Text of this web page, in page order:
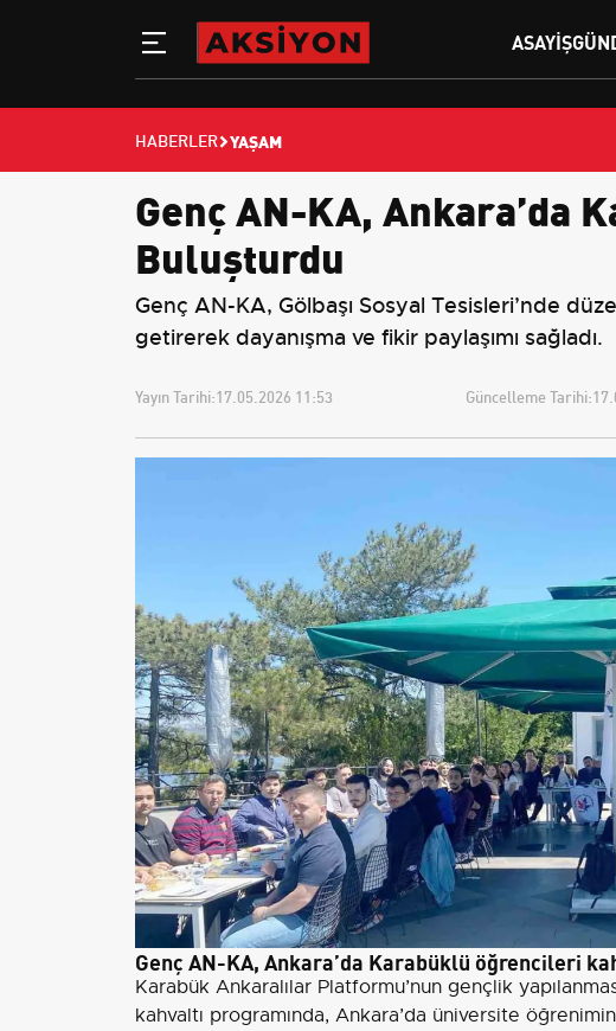
ASAYIŞ
HABERLER YAŞAM
Genç AN-KA, Ankara’da
Buluşturdu
Genç AN-KA, Gölbaşı Sosyal Tesisleri’nde
getirerek dayanışma ve fikir paylaşımı sağladı.
Yayın Tarihi:17.05.2026 11:53 Güncelleme Tarihi:
Genç AN-KA, Ankara’da Karabüklü öğrencileri
Karabük Ankaralılar Platformu’nun gençlik
kahvaltı programında, Ankara’da üniversite